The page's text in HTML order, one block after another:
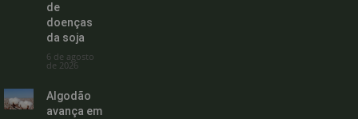
de
doenças
da soja
6 de agosto
de 2026
Algodão
avança em